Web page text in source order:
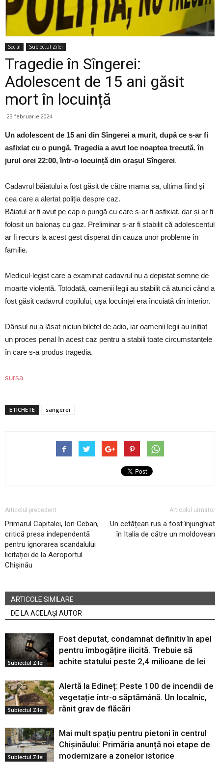
Social Subiectul Zilei
Tragedie în Sîngerei:
Adolescent de 15 ani găsit
mort în locuință
23 februarie 2024
Un adolescent de 15 ani din Sîngerei a murit, după ce s-ar fi
asfixiat cu o pungă. Tragedia a avut loc noaptea trecută. în
jurul orei 22:00, într-o locuință din orașul Sîngerei.
Cadavrul băiatului a fost găsit de către mama sa, ultima fiind și
cea care a alertat poliția despre caz.
Băiatul ar fi avut pe cap o pungă cu care s-ar fi asfixiat, dar și ar fi
folosit un balonaș cu gaz. Preliminar s-ar fi stabilit că adolescentul
ar fi recurs la acest gest disperat din cauza unor probleme în
familie.
Medicul-legist care a examinat cadavrul nu a depistat semne de
moarte violentă. Totodată, oamenii legii au stabilit că atunci când a
fost găsit cadavrul copilului, ușa locuinței era încuiată din interior.
Dânsul nu a lăsat niciun bilețel de adio, iar oamenii legii au inițiat
un proces penal în acest caz pentru a stabili toate circumstanțele
în care s-a produs tragedia.
sursa
ETICHETE sangerei
Articolul precedent
Primarul Capitalei, Ion Ceban,
critică presa independentă
pentru ignorarea scandalului
licitației de la Aeroportul
Chișinău
Articolul următor
Un cetățean rus a fost înjunghiat
în Italia de către un moldovean
ARTICOLE SIMILARE
DE LA ACELAȘI AUTOR
Subiectul Zilei
Fost deputat, condamnat definitiv în apel
pentru îmbogățire ilicită. Trebuie să
achite statului peste 2,4 milioane de lei
Subiectul Zilei
Alertă la Edineț: Peste 100 de incendii de
vegetație într-o săptămână. Un localnic,
rănit grav de flăcări
Subiectul Zilei
Mai mult spațiu pentru pietoni în centrul
Chișinăului: Primăria anunță noi etape de
modernizare a zonelor istorice